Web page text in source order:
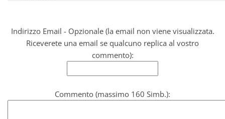
Indirizzo Email - Opzionale (la email non viene visualizzata.
Riceverete una email se qualcuno replica al vostro
commento):
Commento (massimo 160 Simb.):